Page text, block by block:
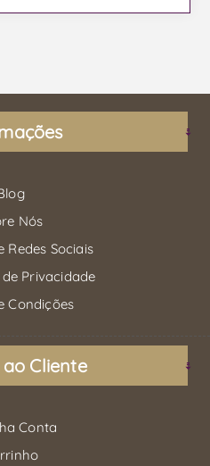
Nós
Redes Sociais
Privacidade
Condições
Cliente
Conta